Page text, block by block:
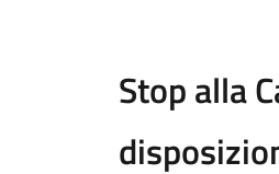
Stop alla